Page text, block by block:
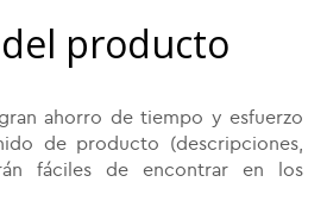
producto
ahorro de tiempo y esfuerzo
de producto (descripciones,
fáciles de encontrar en los